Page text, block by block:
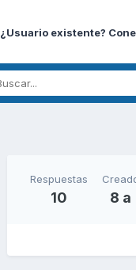
¿Usuario existente?
Respuestas
10 8 a